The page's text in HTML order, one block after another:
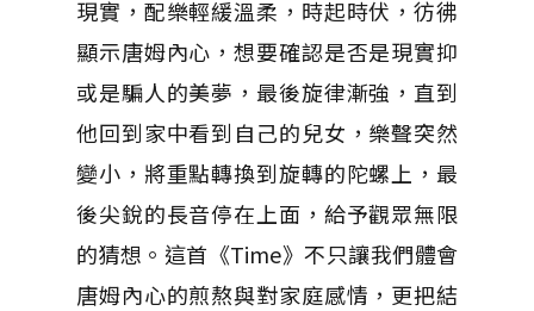
現實，配樂輕緩溫柔，時起時伏，彷彿
顯示唐姆內心，想要確認是否是現實抑
或是騙人的美夢，最後旋律漸強，直到
他回到家中看到自己的兒女，樂聲突然
變小，將重點轉換到旋轉的陀螺上，最
後尖銳的長音停在上面，給予觀眾無限
的猜想。這首《Time》不只讓我們體會
唐姆內心的煎熬與對家庭感情，更把結